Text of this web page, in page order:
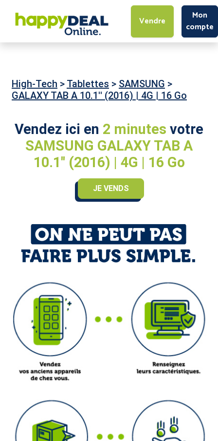
Vendre
Mon
compte
High-Tech > Tablettes > SAMSUNG >
GALAXY TAB A 10.1'' (2016) | 4G | 16 Go
Vendez ici en 2 minutes votre
SAMSUNG GALAXY TAB A
10.1'' (2016) | 4G | 16 Go
JE VENDS